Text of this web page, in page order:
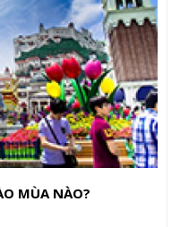
MÙA NÀO?